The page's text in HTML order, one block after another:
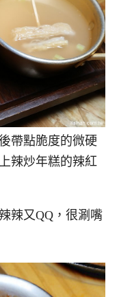
帶點脆度的微硬
辣炒年糕的辣紅
辣又QQ，很涮嘴